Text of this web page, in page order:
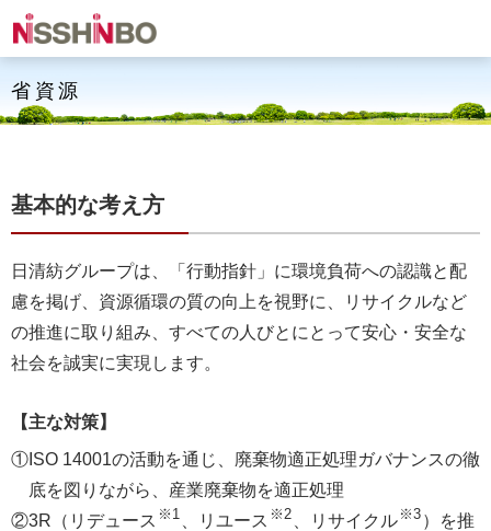
省資源
基本的な考え方
日清紡グループは、「行動指針」に環境負荷への認識と配
慮を掲げ、資源循環の質の向上を視野に、リサイクルなど
の推進に取り組み、すべての人びとにとって安心・安全な
社会を誠実に実現します。
【主な対策】
①ISO 14001の活動を通じ、廃棄物適正処理ガバナンスの徹
底を図りながら、産業廃棄物を適正処理
②3R（リデュース ※1 、リユース ※2 、リサイクル ※3 ）を推